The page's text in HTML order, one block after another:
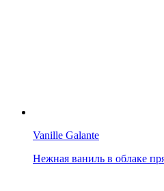
Vanille Galante
Нежная ваниль в облаке